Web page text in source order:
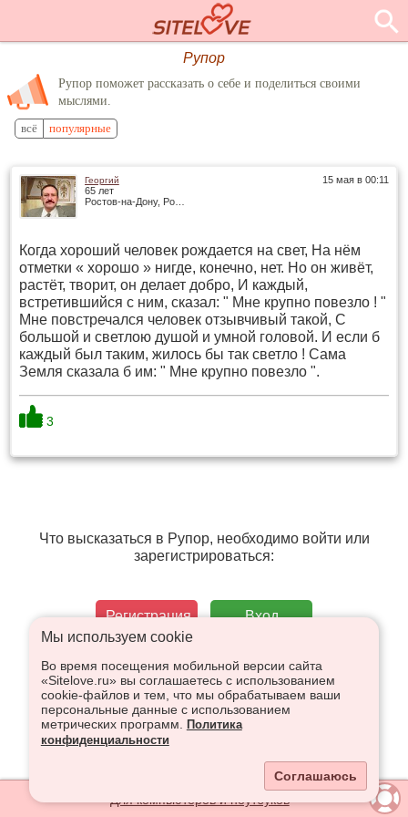
Рупор
Рупор поможет рассказать о себе и поделиться своими
мыслями.
всё популярные
15 мая в 00:11
Георгий
65 лет
Ростов-на-Дону, Россия
Когда хороший человек рождается на свет, На нём
отметки « хорошо » нигде, конечно, нет. Но он живёт,
растёт, творит, он делает добро, И каждый,
встретившийся с ним, сказал: " Мне крупно повезло ! "
Мне повстречался человек отзывчивый такой, С
большой и светлою душой и умной головой. И если б
каждый был таким, жилось бы так светло ! Сама
Земля сказала б им: " Мне крупно повезло ".
3
Что высказаться в Рупор, необходимо войти или
зарегистрироваться:
Регистрация
Вход
Мы используем сookie
Во время посещения мобильной версии сайта
«Sitelove.ru» вы соглашаетесь с использованием
cookie-файлов и тем, что мы обрабатываем ваши
персональные данные с использованием
метрических программ.
Политика
конфиденциальности
Соглашаюсь
Для компьютеров и ноутбуков